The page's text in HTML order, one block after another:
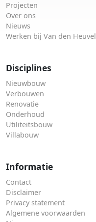
Projecten
Over ons
Nieuws
Werken bij Van den Heuvel
Disciplines
Nieuwbouw
Verbouwen
Renovatie
Onderhoud
Utiliteitsbouw
Villabouw
Informatie
Contact
Disclaimer
Privacy statement
Algemene voorwaarden